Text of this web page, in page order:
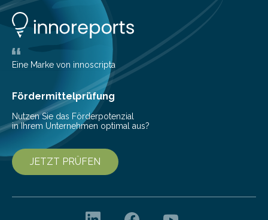
Lösungen interessieren. 1. Multibanking-Tools: Alle
Konten auf einen Blick Viele Banken bieten bereits in
ihrem Online-Banking eine Multibanking-Funktion an,
mit der sich Konten bei anderen Banken…
Eine Marke von innoscripta
Fördermittelprüfung
Nutzen Sie das Förderpotenzial
in Ihrem Unternehmen optimal aus?
JETZT PRÜFEN